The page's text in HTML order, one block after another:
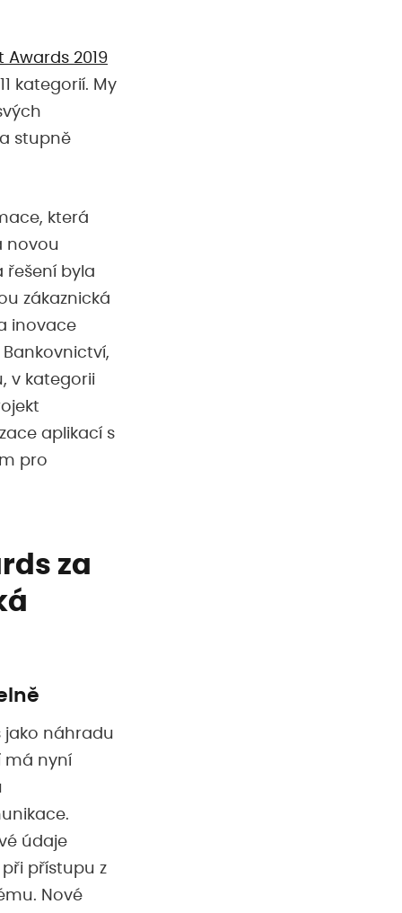
Awards 2019
kategorií. My
stupně
která
novou
řešení byla
zákaznická
inovace
v kategorii
aplikací s
pro
za
jako náhradu
má nyní
údaje
přístupu z
Nové